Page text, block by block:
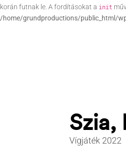
korán futnak le. A fordításokat a init
/home/grundproductions/public_html/
Szia,
Vígjáték 2022